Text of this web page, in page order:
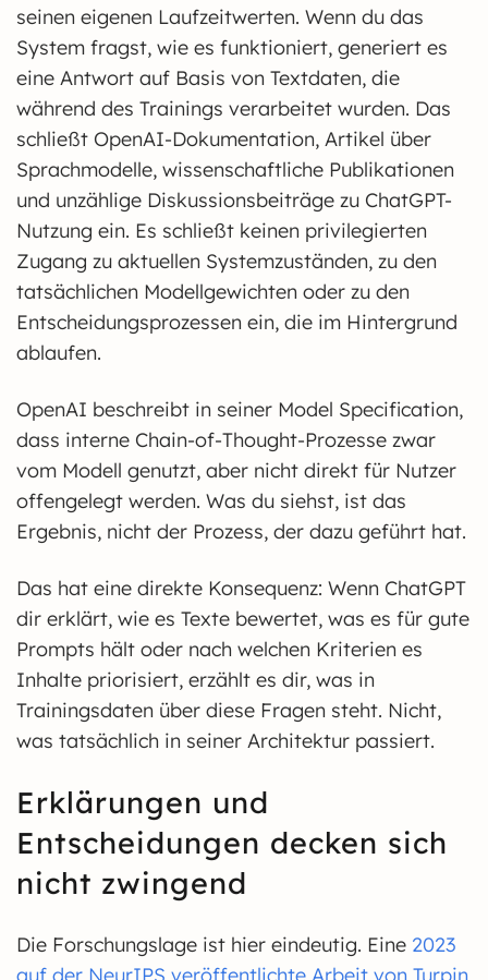
seinen eigenen Laufzeitwerten. Wenn du das
System fragst, wie es funktioniert, generiert es
eine Antwort auf Basis von Textdaten, die
während des Trainings verarbeitet wurden. Das
schließt OpenAI-Dokumentation, Artikel über
Sprachmodelle, wissenschaftliche Publikationen
und unzählige Diskussionsbeiträge zu ChatGPT-
Nutzung ein. Es schließt keinen privilegierten
Zugang zu aktuellen Systemzuständen, zu den
tatsächlichen Modellgewichten oder zu den
Entscheidungsprozessen ein, die im Hintergrund
ablaufen.
OpenAI beschreibt in seiner Model Specification,
dass interne Chain-of-Thought-Prozesse zwar
vom Modell genutzt, aber nicht direkt für Nutzer
offengelegt werden. Was du siehst, ist das
Ergebnis, nicht der Prozess, der dazu geführt hat.
Das hat eine direkte Konsequenz: Wenn ChatGPT
dir erklärt, wie es Texte bewertet, was es für gute
Prompts hält oder nach welchen Kriterien es
Inhalte priorisiert, erzählt es dir, was in
Trainingsdaten über diese Fragen steht. Nicht,
was tatsächlich in seiner Architektur passiert.
Erklärungen und
Entscheidungen decken sich
nicht zwingend
Die Forschungslage ist hier eindeutig. Eine 2023